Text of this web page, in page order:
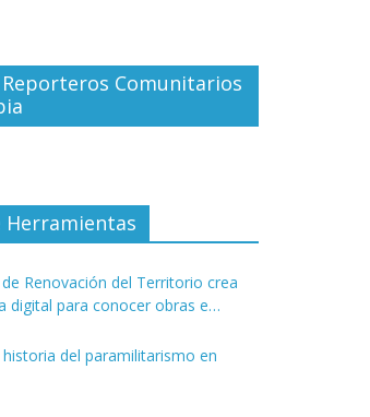
Reporteros Comunitarios
Herramientas
Renovación del Territorio crea
digital para conocer obras e
del paramilitarismo en